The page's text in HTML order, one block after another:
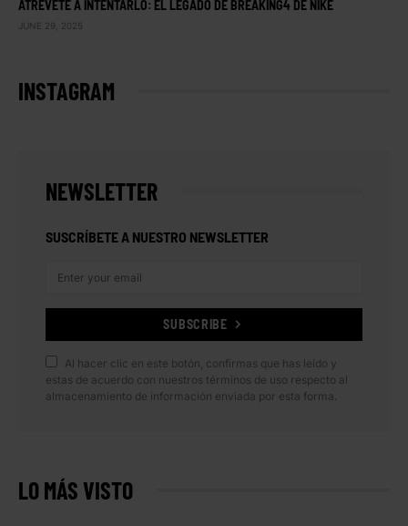
ATRÉVETE A INTENTARLO: EL LEGADO DE BREAKING4 DE NIKE
JUNE 29, 2025
INSTAGRAM
NEWSLETTER
SUSCRÍBETE A NUESTRO NEWSLETTER
SUBSCRIBE
Al hacer clic en este botón, confirmas que has leído y
estas de acuerdo con nuestros términos de uso respecto al
almacenamiento de información enviada por esta forma.
LO MÁS VISTO